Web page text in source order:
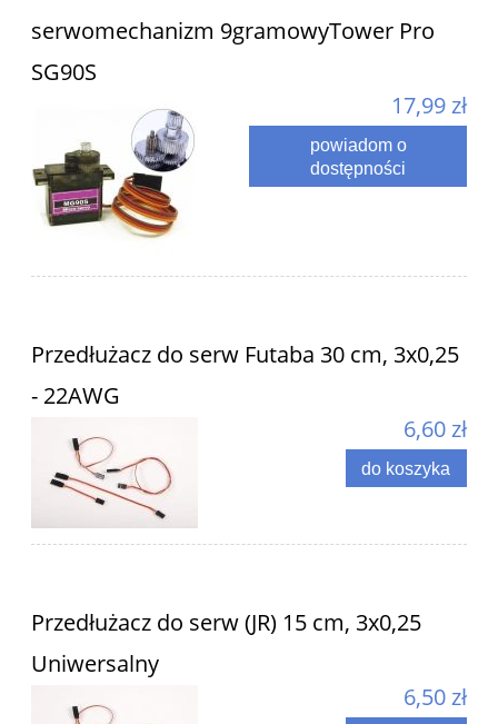
serwomechanizm 9gramowyTower Pro
SG90S
17,99 zł
powiadom o
dostępności
Przedłużacz do serw Futaba 30 cm, 3x0,25
- 22AWG
6,60 zł
do koszyka
Przedłużacz do serw (JR) 15 cm, 3x0,25
Uniwersalny
6,50 zł